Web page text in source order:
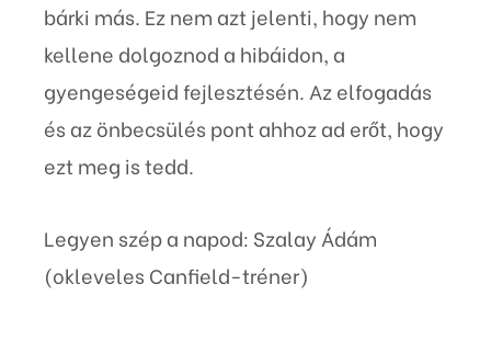
bárki más. Ez nem azt jelenti, hogy nem
kellene dolgoznod a hibáidon, a
gyengeségeid fejlesztésén. Az elfogadás
és az önbecsülés pont ahhoz ad erőt, hogy
ezt meg is tedd.
Legyen szép a napod: Szalay Ádám
(okleveles Canfield-tréner)